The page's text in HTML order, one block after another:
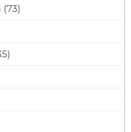
(73)